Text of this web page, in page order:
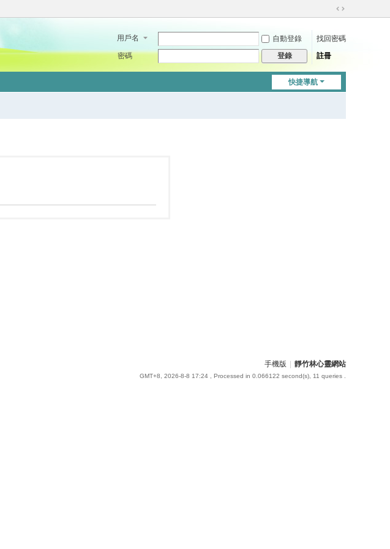
切
到
用戶名 自動登錄
找回密碼
密碼
登錄 註冊
快捷導航
手機版 靜竹林心靈網站
GMT+8, 2026-8-8 17:24 , Processed in 0.066122 second(s), 11 queries .